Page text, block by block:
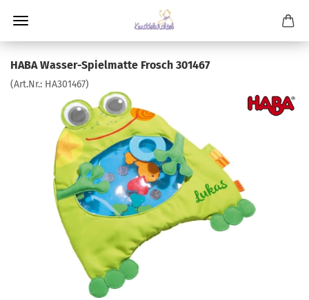
HABA Wasser-Spielmatte Frosch 301467
(Art.Nr.: HA301467)